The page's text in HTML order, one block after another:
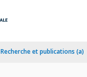
Recherche et publications (a)